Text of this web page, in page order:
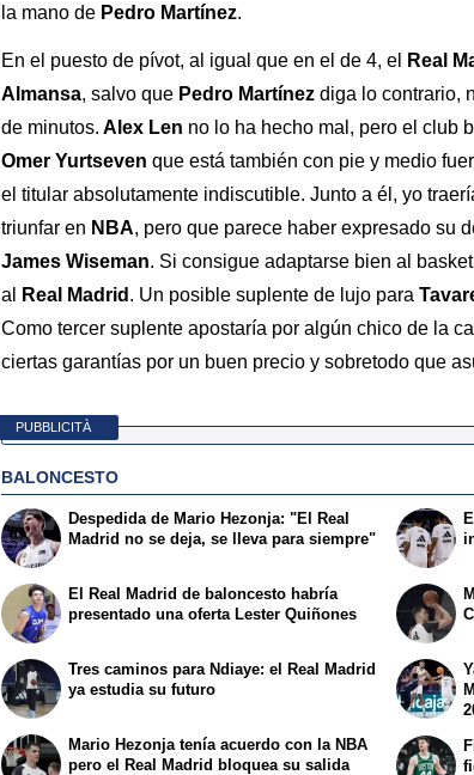
la mano de Pedro Martínez.
En el puesto de pívot, al igual que en el de 4, el Real
Almansa, salvo que Pedro Martínez diga lo contrario,
de minutos. Alex Len no lo ha hecho mal, pero el club
Omer Yurtseven que está también con pie y medio
el titular absolutamente indiscutible. Junto a él, yo
triunfar en NBA, pero que parece haber expresado su
James Wiseman. Si consigue adaptarse bien al basket
al
Real Madrid . Un posible suplente de lujo para
Como tercer suplente apostaría por algún chico de la
ciertas garantías por un buen precio y sobretodo que
PUBBLICITÀ
BALONCESTO
Despedida de Mario Hezonja: "El Real
Madrid no se deja, se lleva para siempre"
El Real Madrid de baloncesto habría
presentado una oferta Lester Quiñones
Tres caminos para Ndiaye: el Real Madrid
ya estudia su futuro
Mario Hezonja tenía acuerdo con la NBA
pero el Real Madrid bloquea su salida